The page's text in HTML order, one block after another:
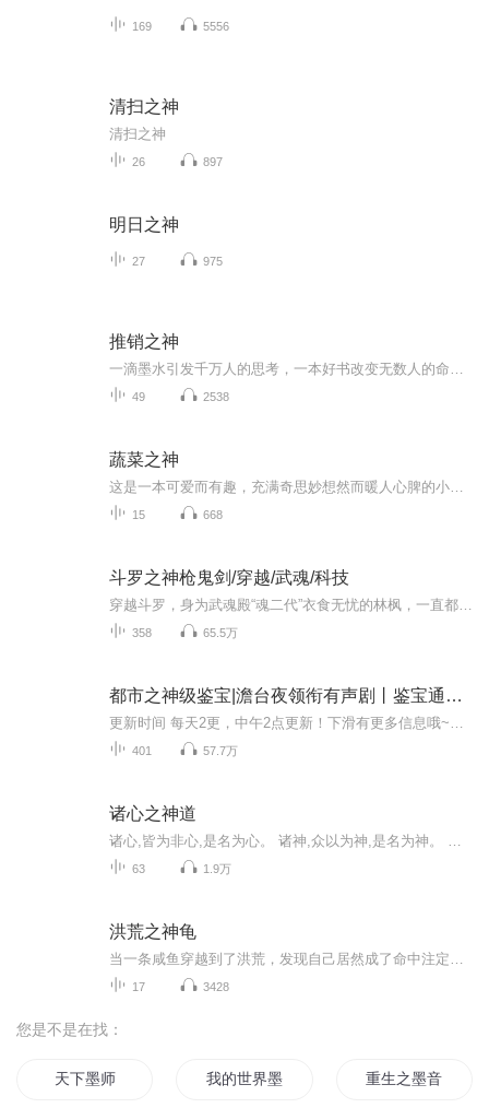
169 5556
清扫之神
清扫之神
26 897
明日之神
27 975
推销之神
49 2538
蔬菜之神
15 668
斗罗之神枪鬼剑/穿越/武魂/科技
358 65.5万
都市之神级鉴宝|澹台夜领衔有声剧丨鉴宝通天之路
401 57.7万
诸心之神道
63 1.9万
洪荒之神龟
17 3428
您是不是在找：
天下墨师 我的世界墨 重生之墨音